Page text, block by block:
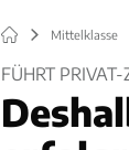
Mittelklasse
FÜHRT